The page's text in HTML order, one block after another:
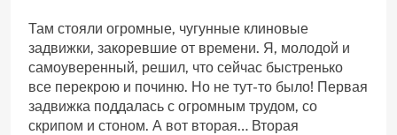
Там стояли огромные‚ чугунные клиновые
задвижки‚ закоревшие от времени. Я‚ молодой и
самоуверенный‚ решил‚ что сейчас быстренько
все перекрою и починю. Но не тут-то было! Первая
задвижка поддалась с огромным трудом‚ со
скрипом и стоном. А вот вторая… Вторая